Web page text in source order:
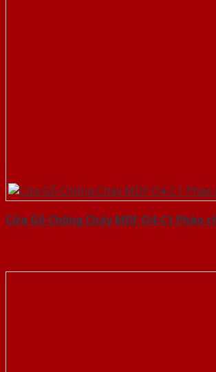
Cửa Gỗ Chống Cháy MDF O4-C1 Phào